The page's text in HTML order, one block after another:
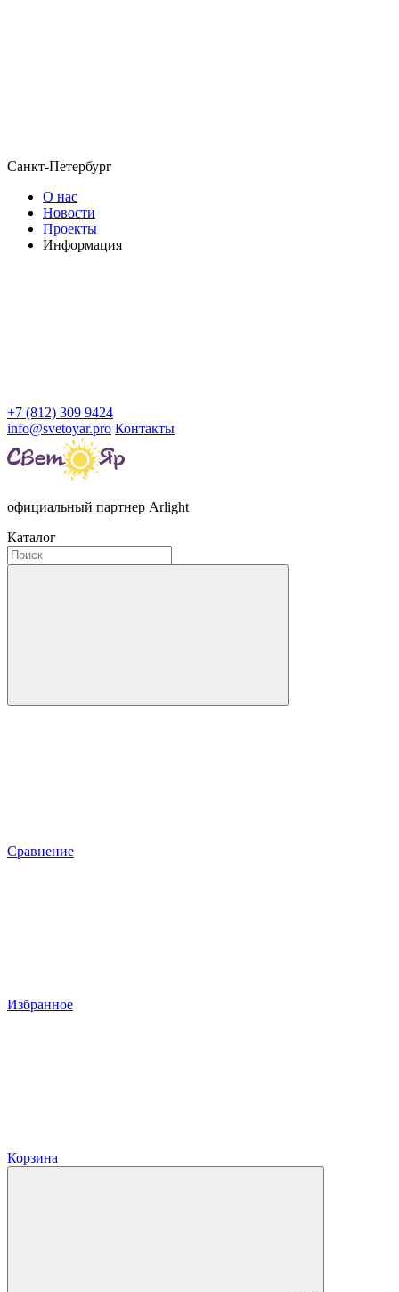
Санкт-Петербург
О нас
Новости
Проекты
Информация
+7 (812) 309 9424
info@svetoyar.pro Контакты
официальный партнер Arlight
Каталог
Сравнение
Избранное
Корзина